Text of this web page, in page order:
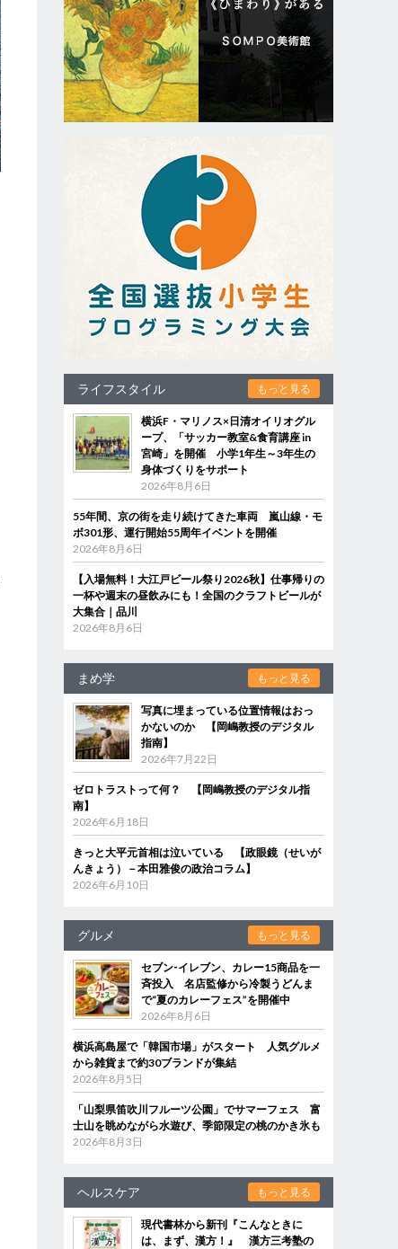
ライフスタイル もっと見る
横浜F・マリノス×日清オイリオグル
ープ、「サッカー教室&食育講座 in
宮崎」を開催 小学1年生～3年生の
身体づくりをサポート
2026年8月6日
55年間、京の街を走り続けてきた車両 嵐山線・モ
ボ301形、運行開始55周年イベントを開催
2026年8月6日
【入場無料！大江戸ビール祭り2026秋】仕事帰りの
一杯や週末の昼飲みにも！全国のクラフトビールが
大集合｜品川
2026年8月6日
まめ学 もっと見る
写真に埋まっている位置情報はおっ
かないのか 【岡嶋教授のデジタル
指南】
2026年7月22日
ゼロトラストって何？ 【岡嶋教授のデジタル指
南】
2026年6月18日
きっと大平元首相は泣いている 【政眼鏡（せいが
んきょう）－本田雅俊の政治コラム】
2026年6月10日
グルメ もっと見る
セブン‐イレブン、カレー15商品を一
斉投入 名店監修から冷製うどんま
で“夏のカレーフェス”を開催中
2026年8月6日
横浜高島屋で「韓国市場」がスタート 人気グルメ
から雑貨まで約30ブランドが集結
2026年8月5日
「山梨県笛吹川フルーツ公園」でサマーフェス 富
士山を眺めながら水遊び、季節限定の桃のかき氷も
2026年8月3日
ヘルスケア もっと見る
現代書林から新刊『こんなときに
は、まず、漢方！』 漢方三考塾の